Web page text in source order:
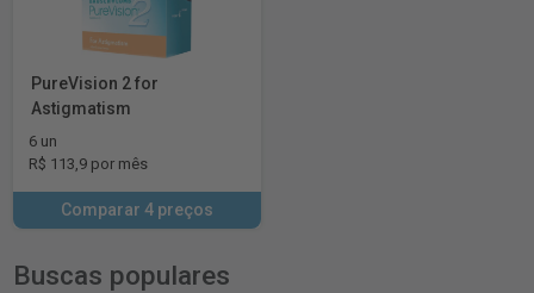
PureVision 2 for
Astigmatism
6 un
R$ 113,9 por mês
Comparar 4 preços
Buscas populares